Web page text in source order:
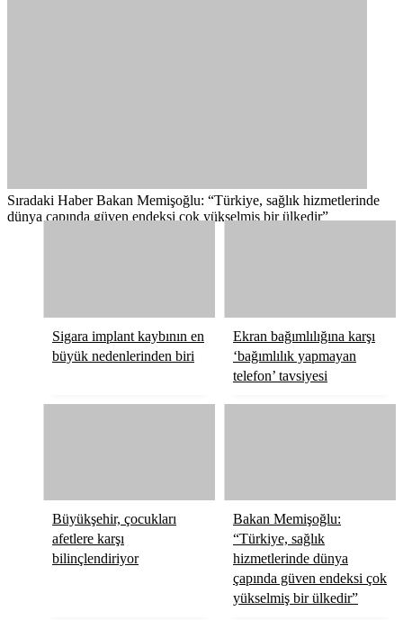
Sıradaki Haber Bakan Memişoğlu: “Türkiye, sağlık hizmetlerinde
dünya çapında güven endeksi çok yükselmiş bir ülkedir”
Sigara implant kaybının en
büyük nedenlerinden biri
Ekran bağımlılığına karşı
‘bağımlılık yapmayan
telefon’ tavsiyesi
Büyükşehir, çocukları
afetlere karşı
bilinçlendiriyor
Bakan Memişoğlu:
“Türkiye, sağlık
hizmetlerinde dünya
çapında güven endeksi çok
yükselmiş bir ülkedir”